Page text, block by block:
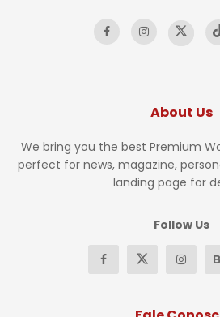
About Us
We bring you the best Premium
perfect for news, magazine,
landing page for
Follow Us